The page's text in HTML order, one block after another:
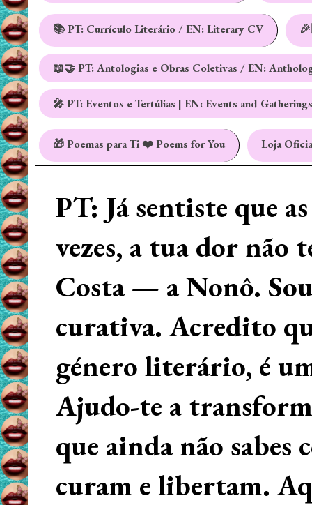
📚 PT: Currículo Literário / EN: Literary CV
📖🤝 PT: Antologias e Obras Coletivas / EN:
🎤 PT: Eventos e Tertúlias | EN: Events and Gatherings
🎁 Poemas para Ti ❤️ Poems for You Loja
PT: Já sentiste que
vezes, a tua dor não
Costa — a Nonô.
curativa. Acredito
género literário, é
Ajudo-te a
que ainda não
curam e libertam.